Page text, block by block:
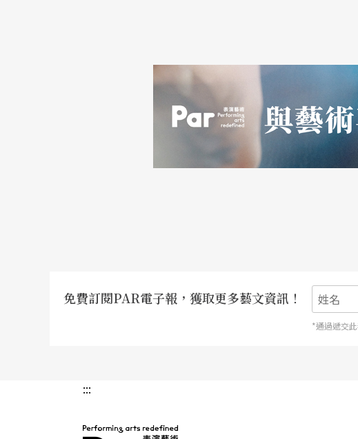
盾——角色不是我，然而角色只能是我；在表演中保有
連結。就如他的電影，這是靈魂的拷問，同時鞭打了
傷害吧。我必須說，這些遊戲與理論的建構連結，以及
免費訂閱PAR電子報，獲取更多藝文資訊！
*通過遞交
:::